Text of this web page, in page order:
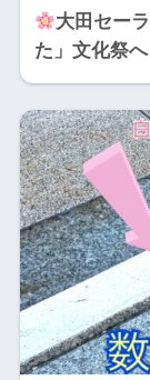
大田セー
た」文化祭へ